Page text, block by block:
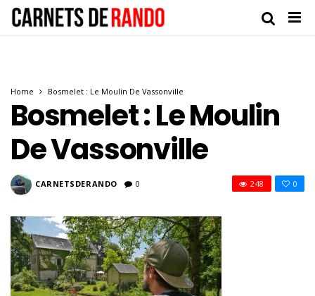
Home Bosmelet : Le Moulin De Vassonville
Bosmelet : Le Moulin
De Vassonville
CARNETSDERANDO 0 0
248